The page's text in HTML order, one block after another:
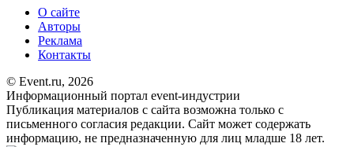
О сайте
Авторы
Реклама
Контакты
© Event.ru, 2026
Информационный портал event-индустрии
Публикация материалов с сайта возможна только с
письменного согласия редакции. Сайт может содержать
информацию, не предназначенную для лиц младше 18 лет.